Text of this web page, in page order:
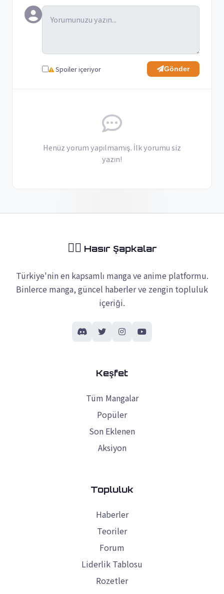
Spoiler içeriyor Gönder
Henüz yorum yapılmamış. İlk yorumu siz
yazın!
🏴‍☠️ Hasır Şapkalar
Türkiye'nin en kapsamlı manga ve anime platformu.
Binlerce manga, güncel haberler ve zengin topluluk
içeriği.
Keşfet
Tüm Mangalar
Popüler
Son Eklenen
Aksiyon
Topluluk
Haberler
Teoriler
Forum
Liderlik Tablosu
Rozetler